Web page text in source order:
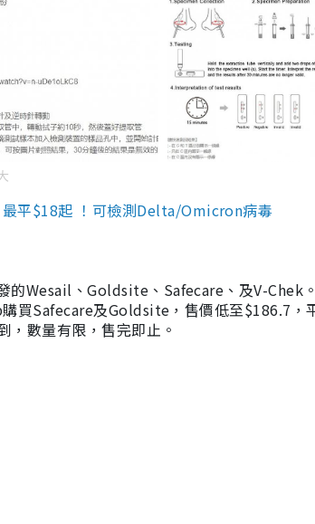
平$18起 ！可檢測Delta/Omicron病毒
的Wesail、Goldsite、Safecare、及V-Chek
買Safecare及Goldsite，售價低至$186.7，
，數量有限，售完即止。